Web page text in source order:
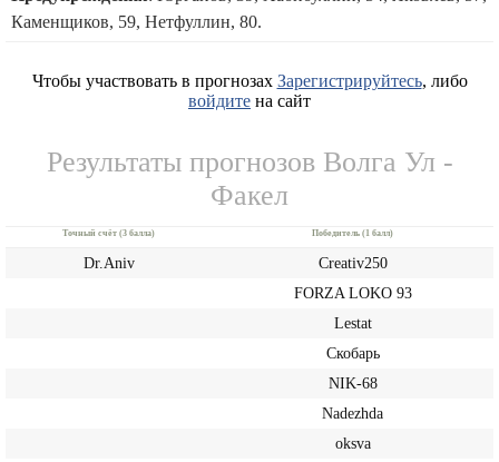
Каменщиков, 59, Нетфуллин, 80.
Чтобы участвовать в прогнозах Зарегистрируйтесь, либо
войдите на сайт
Результаты прогнозов Волга Ул -
Факел
Точный счёт (3 балла) Победитель (1 балл)
Dr.Aniv
Creativ250
FORZA LOKO 93
Lestat
Скобарь
NIK-68
Nadezhda
oksva